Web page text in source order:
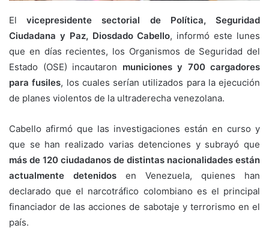
Elvicepresidente sectorial de Política, Seguridad
Ciudadana y Paz, Diosdado Cabello, informó este lunes
que en días recientes, los Organismos de Seguridad del
Estado (OSE) incautaron municiones y 700 cargadores
para fusiles, los cuales serían utilizados para la ejecución
de planes violentos de la ultraderecha venezolana.
Cabello afirmó que las investigaciones están en curso y
que se han realizado varias detenciones y subrayó que
más de 120 ciudadanos de distintas nacionalidades están
actualmente detenidos en Venezuela, quienes han
declarado que el narcotráfico colombiano es el principal
financiador de las acciones de sabotaje y terrorismo en el
país.